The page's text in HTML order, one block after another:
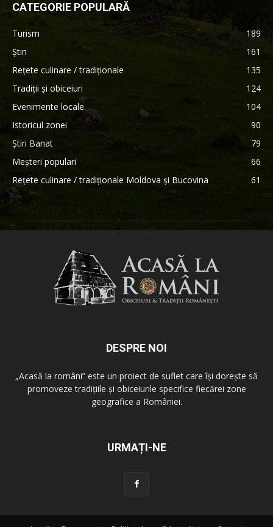
CATEGORIE POPULARĂ
Turism
189
Știri
161
Rețete culinare / tradiționale
135
Tradiții și obiceiuri
124
Evenimente locale
104
Istoricul zonei
90
Știri Banat
79
Meșteri populari
66
Rețete culinare / tradiționale Moldova și Bucovina
61
DESPRE NOI
„Acasă la români” este un proiect de suflet care își dorește să
promoveze tradițiile și obiceiurile specifice fiecărei zone
geografice a României.
URMAȚI-NE